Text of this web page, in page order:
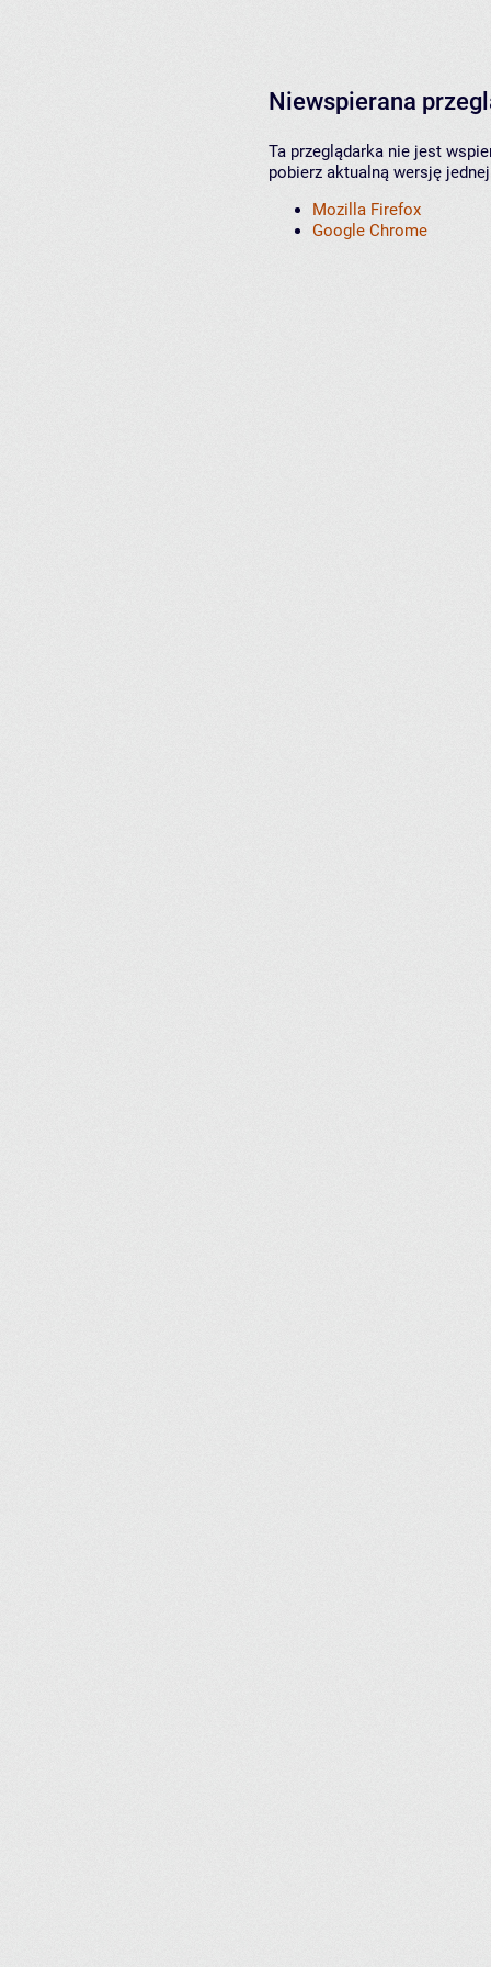
Niewspierana
Ta przeglądarka nie jest
pobierz aktualną wersję
Mozilla Firefox
Google Chrome